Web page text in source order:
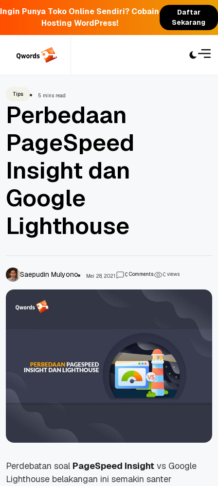
Ingin Punya Toko Online Sendiri? Cobain
Hosting WordPress!
Daftar
Sekarang
Tips 5 mins read
Perbedaan
PageSpeed
Insight dan
Google
Lighthouse
Saepudin Mulyono Mei 28, 2021 0Comments 0views
Perdebatan soal PageSpeed Insight vs Google
Lighthouse belakangan ini semakin santer